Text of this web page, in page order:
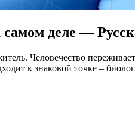
деле —
Человечество
к знаковой точке –